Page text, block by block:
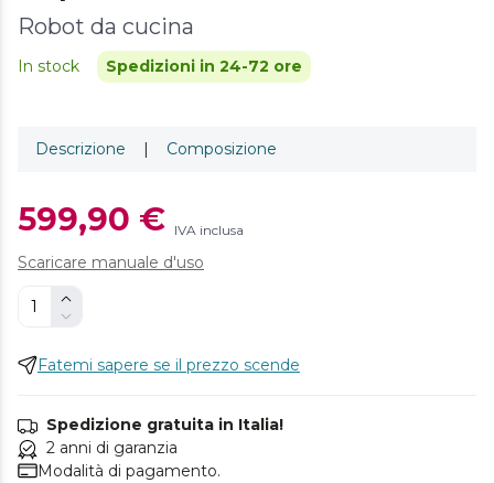
Robot da cucina
In stock Spedizioni in 24-72 ore
Descrizione | Composizione
599,90 € IVA inclusa
Scaricare manuale d'uso
Fatemi sapere se il prezzo scende
Spedizione gratuita in Italia!
2 anni di garanzia
Modalità di pagamento.